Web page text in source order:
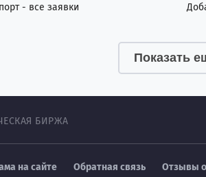
- все заявки
Показать
БИРЖА
на сайте Обратная связь Отзывы о